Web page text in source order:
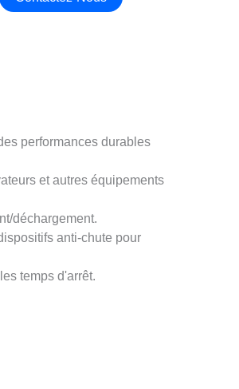
performances durables
et autres équipements
déchargement.
anti-chute pour
temps d'arrêt.